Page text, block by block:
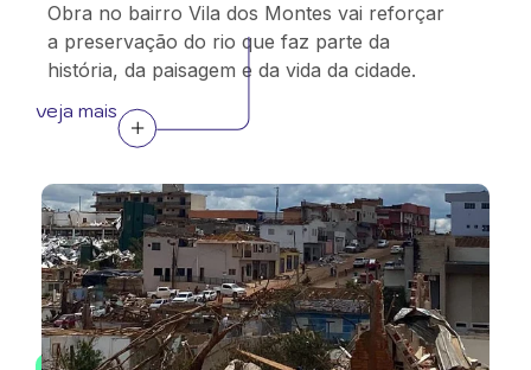
Obra no bairro Vila dos Montes vai reforçar
a preservação do rio que faz parte da
história, da paisagem e da vida da cidade.
veja mais